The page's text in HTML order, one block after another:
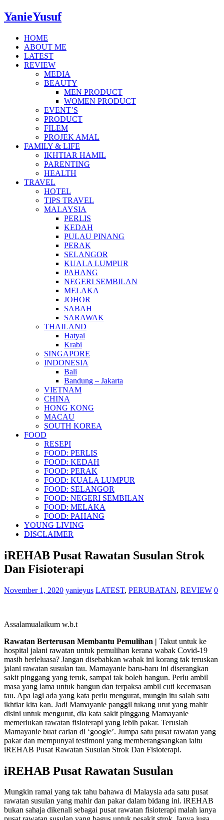
YanieYusuf
HOME
ABOUT ME
LATEST
REVIEW
MEDIA
BEAUTY
MEN PRODUCT
WOMEN PRODUCT
EVENT’S
PRODUCT
FILEM
PROJEK AMAL
FAMILY & LIFE
IKHTIAR HAMIL
PARENTING
HEALTH
TRAVEL
HOTEL
TIPS TRAVEL
MALAYSIA
PERLIS
KEDAH
PULAU PINANG
PERAK
SELANGOR
KUALA LUMPUR
PAHANG
NEGERI SEMBILAN
MELAKA
JOHOR
SABAH
SARAWAK
THAILAND
Hatyai
Krabi
SINGAPORE
INDONESIA
Bali
Bandung – Jakarta
VIETNAM
CHINA
HONG KONG
MACAU
SOUTH KOREA
FOOD
RESEPI
FOOD: PERLIS
FOOD: KEDAH
FOOD: PERAK
FOOD: KUALA LUMPUR
FOOD: SELANGOR
FOOD: NEGERI SEMBILAN
FOOD: MELAKA
FOOD: PAHANG
YOUNG LIVING
DISCLAIMER
iREHAB Pusat Rawatan Susulan Strok
Dan Fisioterapi
November 1, 2020 yanieyus LATEST, PERUBATAN, REVIEW 0
Assalamualaikum w.b.t
Rawatan Berterusan Membantu Pemulihan | Takut untuk ke
hospital jalani rawatan untuk pemulihan kerana wabak Covid-19
masih berleluasa? Jangan disebabkan wabak ini korang tak teruskan
jalani rawatan susulan tau. Mamayanie baru-baru ini diserangkan
sakit pinggang yang teruk, sampai tak boleh bangun. Perlu ambil
masa yang lama untuk bangun dan terpaksa ambil cuti kecemasan
tau. Apa lagi ada yang kata perlu mengurat, mungin itu salah satu
ikhtiar kita kan. Jadi Mamayanie panggil tukang urut yang mahir
disini untuk mengurut, dia kata sakit pinggang Mamayanie
memerlukan rawatan fisioterapi yang lebih pakar. Teruslah
Mamayanie buat carian di ‘google’. Jumpa satu pusat rawatan yang
pakar dan mempunyai testimoni yang memberangsangkan iaitu
iREHAB Pusat Rawatan Susulan Strok Dan Fisioterapi.
iREHAB Pusat Rawatan Susulan
Mungkin ramai yang tak tahu bahawa di Malaysia ada satu pusat
rawatan susulan yang mahir dan pakar dalam bidang ini. iREHAB
bukan sahaja dikenali sebagai pusat rawatan fisioterapi malah ianya